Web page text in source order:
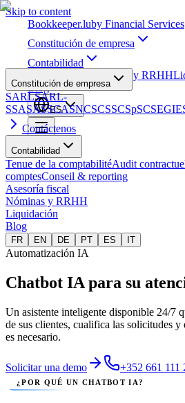
Skip to content
Bookkeeper.luby Financial Services
Constitución de empresa
Contabilidad
Nóminas y RRHH
Blog
ES
Constitución de empresa
SARLSARL-
SSASASSCASNCSCSSCSpSCSEGIE
Contáctenos
Contabilidad
Tenue de la comptabilitéAudit
comptesConseil & reporting
Asesoría fiscal
Nóminas y RRHH
Liquidación
Blog
FR EN DE PT ES IT
Automatización IA
Chatbot IA para su
Un asistente inteligente disponible 24/7
de sus clientes, cualifica las solicitudes y
es necesario.
Solicitar una demo +352 661 111
¿POR QUÉ UN CHATBOT IA?